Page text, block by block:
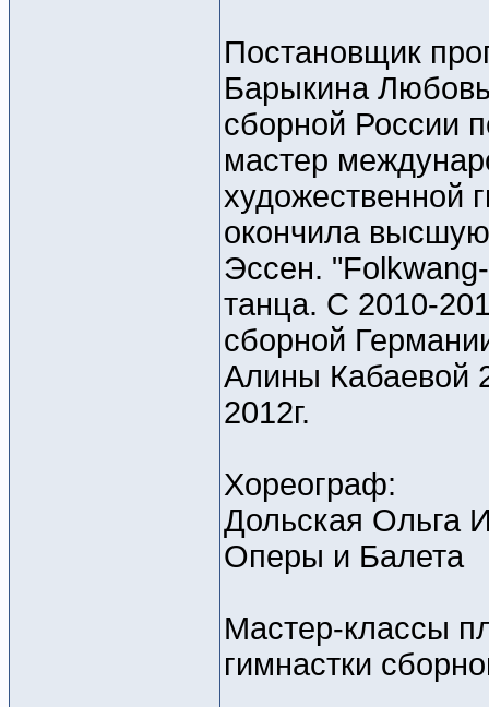
Постановщик
Барыкина
сборной России
мастер
художественной
окончила
Эссен.
танца. С 2010-
сборной
Алины Кабаевой
2012г.
Хореограф:
Дольская Ольга
Оперы и Балета
Мастер-классы
гимнастки